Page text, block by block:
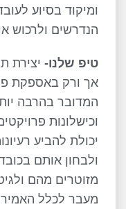
ומיקוד בסיוע
הנדרשים ולרכוש
טיפ שלנו-יצירת
אך ורק באספקת
המדובר בהרבה
וכישלונות
יכולת להביע
ולבחון אותם
מזוטרים מהם
מעבר לכלל